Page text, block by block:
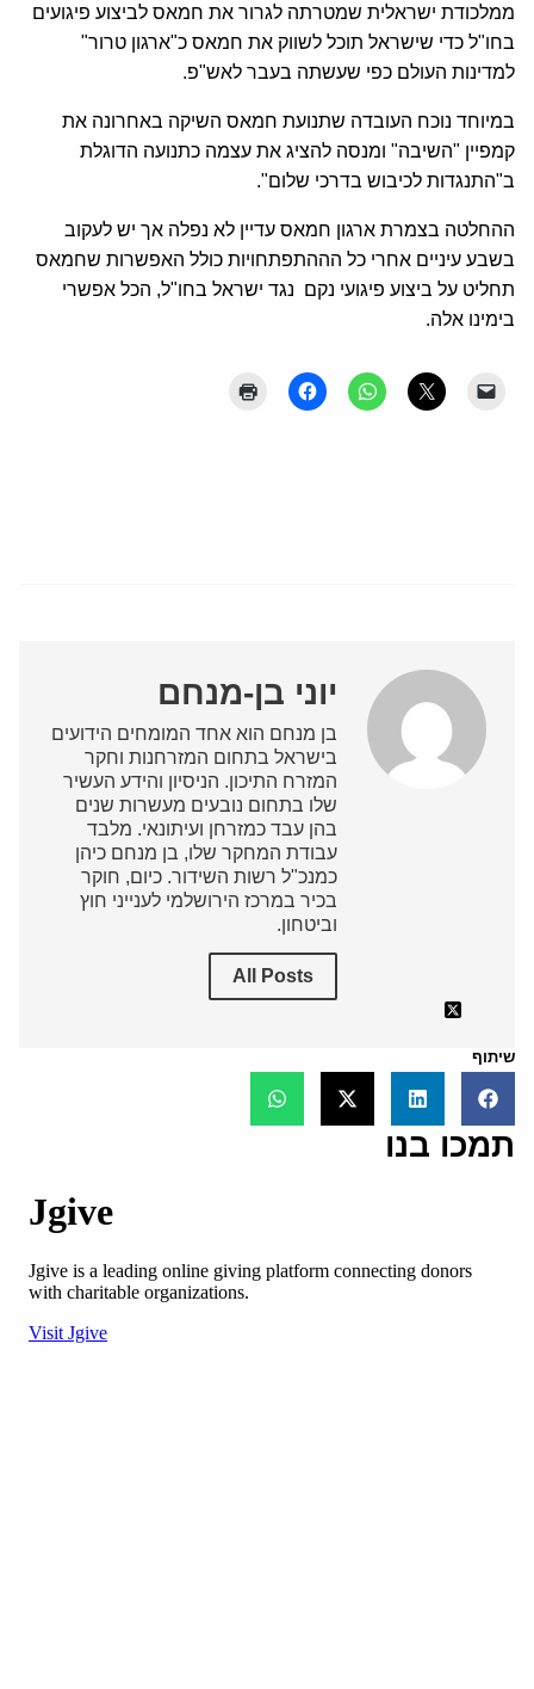
ממלכודת ישראלית שמטרתה לגרור את חמאס לביצוע פיגועים
בחו"ל כדי שישראל תוכל לשווק את חמאס כ"ארגון טרור"
למדינות העולם כפי שעשתה בעבר לאש"פ.
במיוחד נוכח העובדה שתנועת חמאס השיקה באחרונה את
קמפיין "השיבה" ומנסה להציג את עצמה כתנועה הדוגלת
ב"התנגדות לכיבוש בדרכי שלום".
ההחלטה בצמרת ארגון חמאס עדיין לא נפלה אך יש לעקוב
בשבע עיניים אחרי כל הההתפתחויות כולל האפשרות שחמאס
תחליט על ביצוע פיגועי נקם נגד ישראל בחו"ל, הכל אפשרי
בימינו אלה.
יוני בן-מנחם
בן מנחם הוא אחד המומחים הידועים
בישראל בתחום המזרחנות וחקר
המזרח התיכון. הניסיון והידע העשיר
שלו בתחום נובעים מעשרות שנים
בהן עבד כמזרחן ועיתונאי. מלבד
עבודת המחקר שלו, בן מנחם כיהן
כמנכ"ל רשות השידור. כיום, חוקר
בכיר במרכז הירושלמי לענייני חוץ
וביטחון.
All Posts
שיתוף
תמכו בנו